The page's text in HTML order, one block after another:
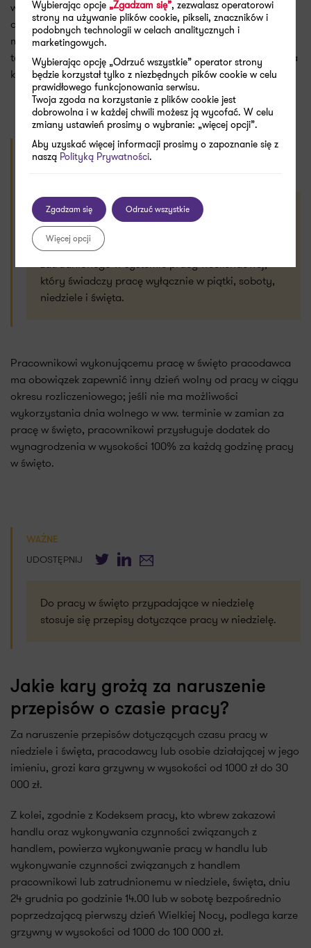
wówczas pracownikowi przysługuje dzień wolny od pracy
do końca okresu rozliczeniowego, a w przypadku braku
możliwości udzielenia dnia wolnego od pracy w tym
terminie – dodatek do wynagrodzenia w wysokości 100% za
każdą godzinę pracy w niedzielę.
WAŻNE
Pracownik pracujący w niedziele powinien
minimum raz na 4 tygodnie skorzystać z niedzieli
wolnej od pracy. Nie dotyczy to pracownika
zatrudnionego w systemie pracy weekendowej,
który świadczy pracę wyłącznie w piątki, soboty,
niedziele i święta.
Pracownikowi wykonującemu pracę w święto pracodawca
ma obowiązek zapewnić inny dzień wolny od pracy w ciągu
okresu rozliczeniowego; jeśli nie ma możliwości
wykorzystania dnia wolnego w ww. terminie w zamian za
pracę w święto, pracownikowi przysługuje dodatek do
wynagrodzenia w wysokości 100% za każdą godzinę pracy
w święto.
WAŻNE
UDOSTĘPNIJ TwitterLinkedIn
E-mail
Do pracy w święto przypadające w niedzielę
stosuje się przepisy dotyczące pracy w niedzielę.
Jakie kary grożą za naruszenie
przepisów o czasie pracy?
Za naruszenie przepisów dotyczących czasu pracy w
niedziele i święta, pracodawcy lub osobie działającej w jego
imieniu, grozi kara grzywny w wysokości od 1000 zł do 30
000 zł.
Z kolei, zgodnie z Kodeksem pracy, kto wbrew zakazowi
handlu oraz wykonywania czynności związanych z
handlem, powierza wykonywanie pracy w handlu lub
wykonywanie czynności związanych z handlem
pracownikowi lub zatrudnionemu w niedziele, święta, dniu
24 grudnia po godzinie 14.00 lub w sobotę bezpośrednio
poprzedzającą pierwszy dzień Wielkiej Nocy, podlega karze
grzywny w wysokości od 1000 do 100 000 zł.
Wybierając opcje„Zgadzam się”, zezwalasz operatorowi
strony na używanie plików cookie, pikseli, znaczników i
podobnych technologii w celach analitycznych i
marketingowych.
Wybierając opcję „Odrzuć wszystkie” operator strony
będzie korzystał tylko z niezbędnych pików cookie w celu
prawidłowego funkcjonowania serwisu.
Twoja zgoda na korzystanie z plików cookie jest
dobrowolna i w każdej chwili możesz ją wycofać. W celu
zmiany ustawień prosimy o wybranie: „więcej opcji”.
Aby uzyskać więcej informacji prosimy o zapoznanie się z
naszą Polityką Prywatności.
Zgadzam się Odrzuć wszystkie
Więcej opcji